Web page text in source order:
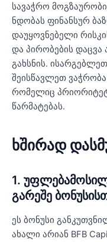
სავაჭრო
ნდობას ფინანსურ
დაუყოვნებელი
და პირობების
გახსნის.
შეისწავლეთ
რომელიც
წარმატებას.
ხშირად
1.
გარეშე
ეს ბონუსი
ახალი არიან BFB